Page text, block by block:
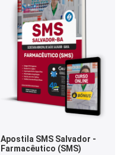
Apostila SMS Salvador -
Farmacêutico (SMS)